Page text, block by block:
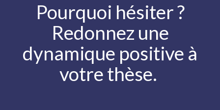
Pourquoi hésiter ?
Redonnez une
dynamique positive à
votre thèse.